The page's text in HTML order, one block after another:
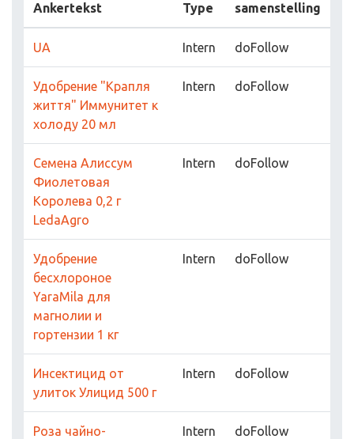
Ankertekst Type samenstelling
UA Intern doFollow
Удобрение "Крапля
життя" Иммунитет к
холоду 20 мл
Intern doFollow
Семена Алиссум
Фиолетовая
Королева 0,2 г
LedaAgro
Intern doFollow
Удобрение
бесхлороное
YaraMila для
магнолии и
гортензии 1 кг
Intern doFollow
Инсектицид от
улиток Улицид 500 г
Intern doFollow
Роза чайно-
Intern doFollow